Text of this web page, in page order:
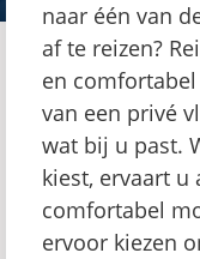
naar één van
af te reizen?
en
van een privé
wat bij u past.
kiest, ervaart u
comfortabel
ervoor kiezen